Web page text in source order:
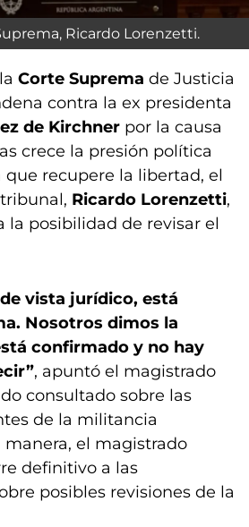
Ricardo Lorenzetti.
Corte Suprema de Justicia
contra la ex presidenta
de Kirchner por la causa
crece la presión política
que recupere la libertad, el
Ricardo Lorenzetti,
la posibilidad de revisar el
vista jurídico, está
Nosotros dimos la
confirmado y no hay
, apuntó el magistrado
consultado sobre las
de la militancia
manera, el magistrado
definitivo a las
posibles revisiones de la